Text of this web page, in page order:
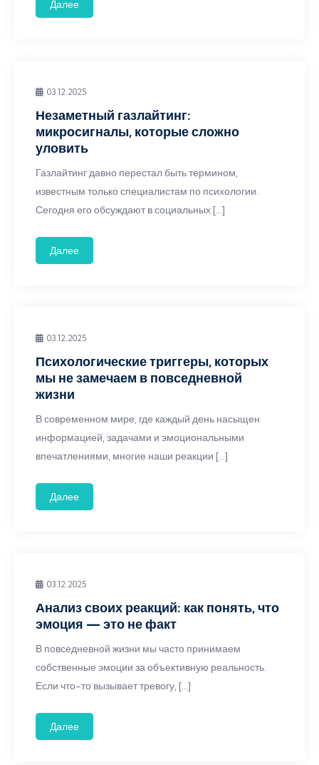
Далее
03.12.2025
Незаметный газлайтинг:
микросигналы, которые сложно
уловить
Газлайтинг давно перестал быть термином,
известным только специалистам по психологии.
Сегодня его обсуждают в социальных […]
Далее
03.12.2025
Психологические триггеры, которых
мы не замечаем в повседневной
жизни
В современном мире, где каждый день насыщен
информацией, задачами и эмоциональными
впечатлениями, многие наши реакции […]
Далее
03.12.2025
Анализ своих реакций: как понять, что
эмоция — это не факт
В повседневной жизни мы часто принимаем
собственные эмоции за объективную реальность.
Если что-то вызывает тревогу, […]
Далее